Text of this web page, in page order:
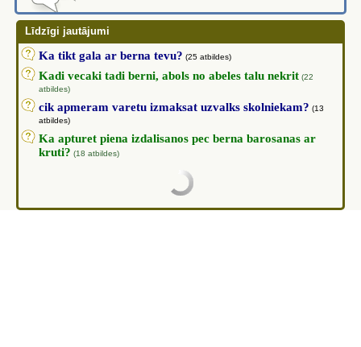
Līdzīgi jautājumi
Ka tikt gala ar berna tevu? (25 atbildes)
Kadi vecaki tadi berni, abols no abeles talu nekrit (22
atbildes)
cik apmeram varetu izmaksat uzvalks skolniekam? (13
atbildes)
Ka apturet piena izdalisanos pec berna barosanas ar
kruti? (18 atbildes)